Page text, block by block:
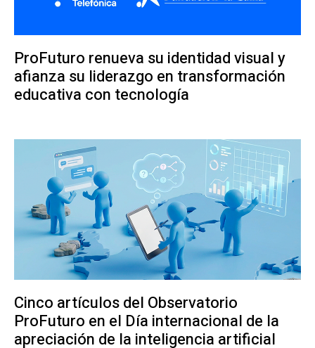
ProFuturo renueva su identidad visual y
afianza su liderazgo en transformación
educativa con tecnología
Cinco artículos del Observatorio
ProFuturo en el Día internacional de la
apreciación de la inteligencia artificial